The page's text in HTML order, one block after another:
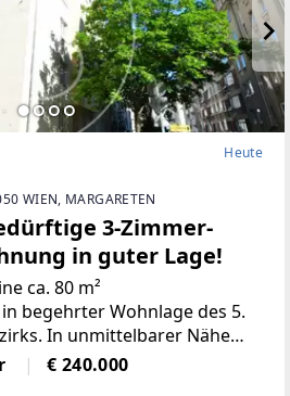
Heute
WIEN, MARGARETEN
3-Zimmer-
in guter Lage!
ca. 80 m²
begehrter Wohnlage des 5.
In unmittelbarer Nähe
diverse Supermärkte und
€ 240.000